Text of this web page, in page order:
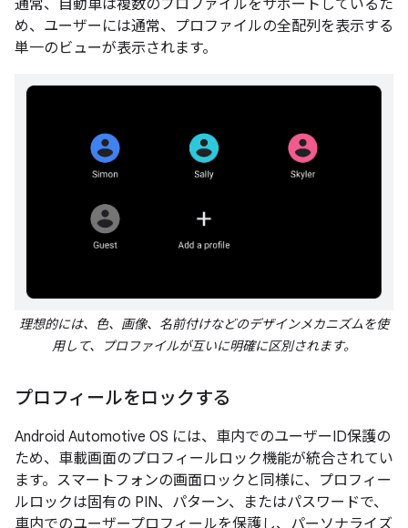
通常、自動車は複数のプロファイルをサポートしているた
め、ユーザーには通常、プロファイルの全配列を表示する
単一のビューが表示されます。
理想的には、色、画像、名前付けなどのデザインメカニズムを使
用して、プロファイルが互いに明確に区別されます。
プロフィールをロックする
Android Automotive OS には、車内でのユーザーID保護の
ため、車載画面のプロフィールロック機能が統合されてい
ます。スマートフォンの画面ロックと同様に、プロフィー
ルロックは固有の PIN、パターン、またはパスワードで、
車内でのユーザープロフィールを保護し、パーソナライズ